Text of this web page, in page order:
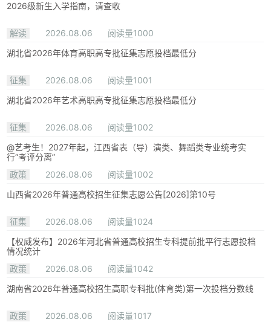
2026级新生入学指南，请查收
解读 2026.08.06
阅读量1000
湖北省2026年体育高职高专批征集志愿投档最低分
征集 2026.08.06
阅读量1001
湖北省2026年艺术高职高专批征集志愿投档最低分
征集 2026.08.06
阅读量1002
@艺考生！2027年起，江西省表（导）演类、舞蹈类专业统考实
行“考评分离”
政策
2026.08.06
阅读量1002
山西省2026年普通高校招生征集志愿公告[2026]第10号
征集 2026.08.06
阅读量1024
【权威发布】2026年河北省普通高校招生专科提前批平行志愿投档
情况统计
政策
2026.08.06
阅读量1042
湖南省2026年普通高校招生高职专科批(体育类)第一次投档分数线
政策 2026.08.06
阅读量1017